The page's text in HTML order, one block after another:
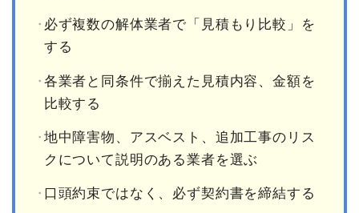
必ず複数の解体業者で「見積もり比較」を
する
各業者と同条件で揃えた見積内容、金額を
比較する
地中障害物、アスベスト、追加工事のリス
クについて説明のある業者を選ぶ
口頭約束ではなく、必ず契約書を締結する